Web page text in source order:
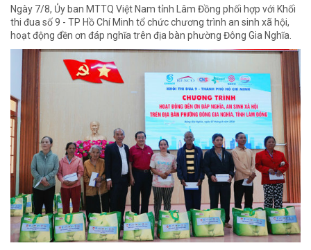
Ngày 7/8, Ủy ban MTTQ Việt Nam tỉnh Lâm Đồng phối hợp với Khối
thi đua số 9 - TP Hồ Chí Minh tổ chức chương trình an sinh xã hội,
hoạt động đền ơn đáp nghĩa trên địa bàn phường Đông Gia Nghĩa.